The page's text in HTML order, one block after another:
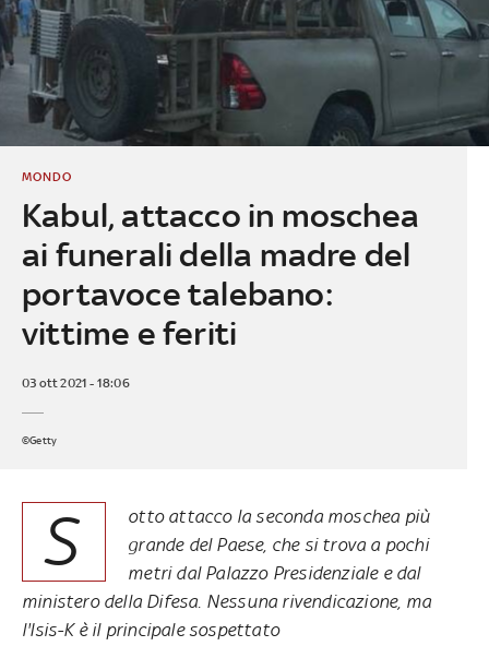
Kabul, attacco in moschea
ai funerali della madre del
portavoce talebano:
vittime e feriti
MONDO
03 ott 2021 - 18:06
©Getty
S
otto attacco la seconda moschea più
grande del Paese, che si trova a pochi
metri dal Palazzo Presidenziale e dal
ministero della Difesa. Nessuna rivendicazione, ma
l'Isis-K è il principale sospettato